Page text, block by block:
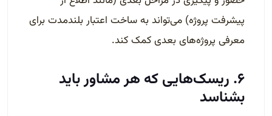
پیشرفت پروژه) می‌تواند به ساخت اعتبار بلندمدت برای
معرفی پروژه‌های بعدی کمک کند.
۶. ریسک‌هایی که هر مشاور باید
بشناسد